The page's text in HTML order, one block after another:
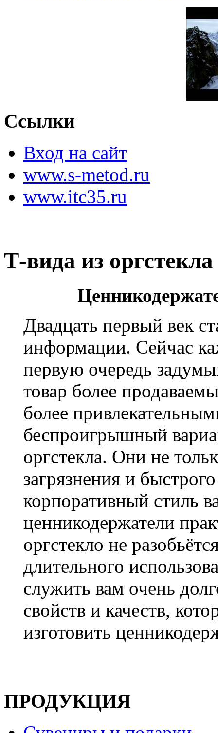
Ссылки
Вход на сайт
www.s-metod.ru
www.itc35.ru
Т-вида из оргстекла
Двадцать первый век
информации. Сейчас
первую очередь
товар более
более
беспроигрышный
оргстекла. Они не
загрязнения и
корпоративный стиль
ценникодержатели
оргстекло не
длительного
служить вам очень
свойств и качеств,
изготовить
ПРОДУКЦИЯ